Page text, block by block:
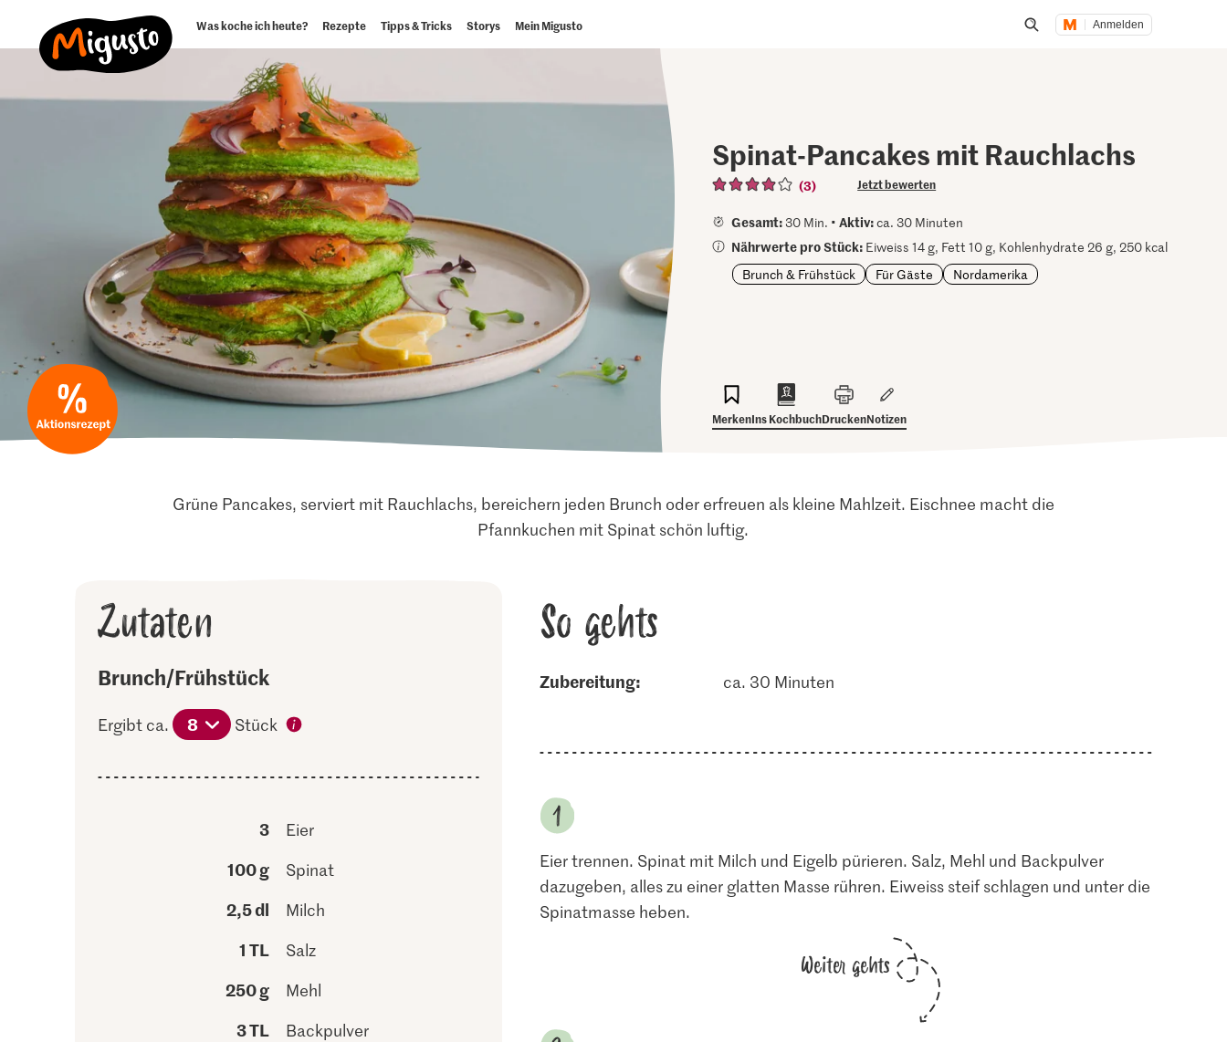
Was koche ich heute? Rezepte Tipps & Tricks Storys Mein Migusto Anmelden
Spinat-Pancakes mit Rauchlachs
(3) Jetzt bewerten
Gesamt: 30 Min. •Aktiv:ca. 30 Minuten
Nährwerte pro Stück: Eiweiss 14 g, Fett 10 g, Kohlenhydrate 26 g, 250 kcal
Brunch & Frühstück
Für Gäste Nordamerika
MerkenIns KochbuchDruckenNotizen
Grüne Pancakes, serviert mit Rauchlachs, bereichern jeden Brunch oder erfreuen als kleine Mahlzeit. Eischnee macht die
Pfannkuchen mit Spinat schön luftig.
Zutaten
Brunch/Frühstück
Ergibt ca. 8 Stück
3 Eier
100 g Spinat
2,5 dl Milch
1 TL Salz
250 g Mehl
3 TL Backpulver
So gehts
Zubereitung: ca. 30 Minuten
Eier trennen. Spinat mit Milch und Eigelb pürieren. Salz, Mehl und Backpulver
dazugeben, alles zu einer glatten Masse rühren. Eiweiss steif schlagen und unter die
Spinatmasse heben.
Weiter gehts